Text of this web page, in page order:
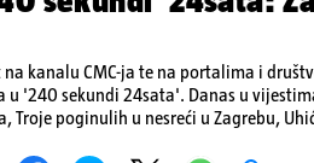
na kanalu CMC-ja te na portalima i
'240 sekundi 24sata'. Danas u
Troje poginulih u nesreći u Zagrebu,